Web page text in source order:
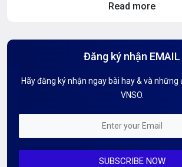
Hướng dẫn Tên miền
Kiến thức AI
Mỗi tuần 01 Server
Read more
Đăng ký nhận EMAIL
Hãy đăng ký nhận ngay bài hay & và
VNSO.
SUBSCRIBE NOW